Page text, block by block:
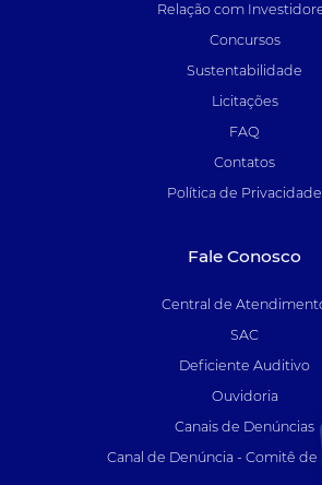
Relação com
Concursos
Sustentabilidade
Licitações
FAQ
Contatos
Política de Privacidade
Fale Conosco
Central de
SAC
Deficiente Auditivo
Ouvidoria
Canais de Denúncias
Canal de Denúncia - Comitê de